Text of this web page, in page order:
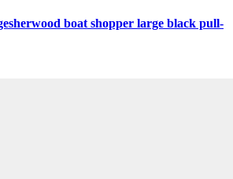
boat shopper large black pull-